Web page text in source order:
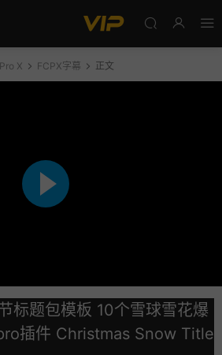
X FCPX字幕 正文
标题包模板 10个雪球雪花爆
插件 Christmas Snow Title